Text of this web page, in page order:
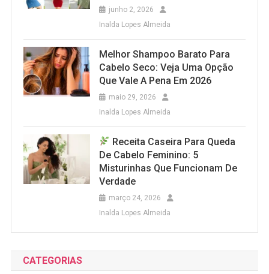
junho 2, 2026
Inalda Lopes Almeida
Melhor Shampoo Barato Para
Cabelo Seco: Veja Uma Opção
Que Vale A Pena Em 2026
maio 29, 2026
Inalda Lopes Almeida
Receita Caseira Para Queda
De Cabelo Feminino: 5
Misturinhas Que Funcionam De
Verdade
março 24, 2026
Inalda Lopes Almeida
CATEGORIAS